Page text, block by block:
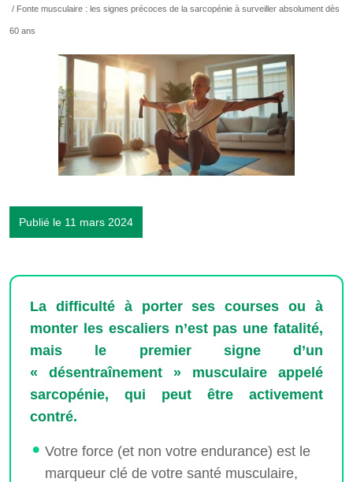
/ Fonte musculaire : les signes précoces de la sarcopénie à surveiller absolument dès
60 ans
Publié le 11 mars 2024
La difficulté à porter ses courses ou à
monter les escaliers n’est pas une fatalité,
mais le premier signe d’un
« désentraînement » musculaire appelé
sarcopénie, qui peut être activement
contré.
Votre force (et non votre endurance) est le
marqueur clé de votre santé musculaire,